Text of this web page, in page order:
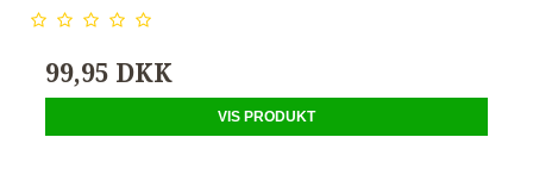
99,95 DKK
VIS PRODUKT